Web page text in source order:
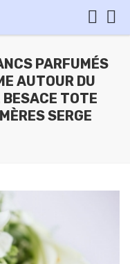
PARFUMÉS
AUTOUR DU
BESACE TOTE
SERGE